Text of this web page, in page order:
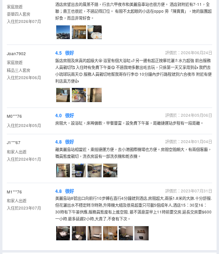
家庭旅遊
豪華四人套房
入住於2026年07月
酒店房望出去的風景不錯，行去六甲夜市和美麗島車站也很方便。 酒店對附近有7-11，全
聯；鼎王也很近，不過記得訂位。 有間不太起眼的小店在oppo 旁「陳賣賣」，她的飯團超
好食，而且非常好食。
Joan7902
家庭旅遊
精品三人套房
入住於2026年06月
4.5 很好
評價於：2026年06月24日
飯店房間及床真的超級大🤩 浴室有個大浴缸🛁 另一邊有超正按摩花灑🚿水力超強 前台服務
人員親切🥰 入住時有免費下午茶😋 不過我哋多數出咗去玩，只係第一天又享用到👍 我們去
小琉球玩兩天😊 服務人員親切地幫我寄存行李😍 10分鐘內步行路程就到六合夜市 附近有便
利店真方便👍
M0***76
入住於2024年05月
4.0 很好
評價於：2024年05月06日
房間大，設浴缸，床褥偏軟，早餐豐富，設免費下午茶，距離捷運站步程有一段距離。
J1***67
和家人出遊
入住於2024年01月
4.8 很好
評價於：2024年01月04日
離美麗島站相當近，乘搭捷運方便，去小港國際機場也方便。房間空間頗大，有兩個客廳，
職員態度親切，洗衣房設有一部洗衣機和乾衣機。
M1***76
和家人出遊
入住於2023年07月
4.8 很好
評價於：2023年07月31日
美麗島站8號出口向前行10步轉右直行4分鐘就到酒店,房間超大,兩張1.8米的大牀.十分舒服.
但花灑出水不穩定時冷時熱,升降機大細及很易超重只可載5個成年人,酒店15：30至16：
30時有下午茶供應.服務員態度有上進空間, 最不滿意是早上11時前要交房,延長交房要$600
一小時.最多延遲2小時,大貴了,不會有下次。